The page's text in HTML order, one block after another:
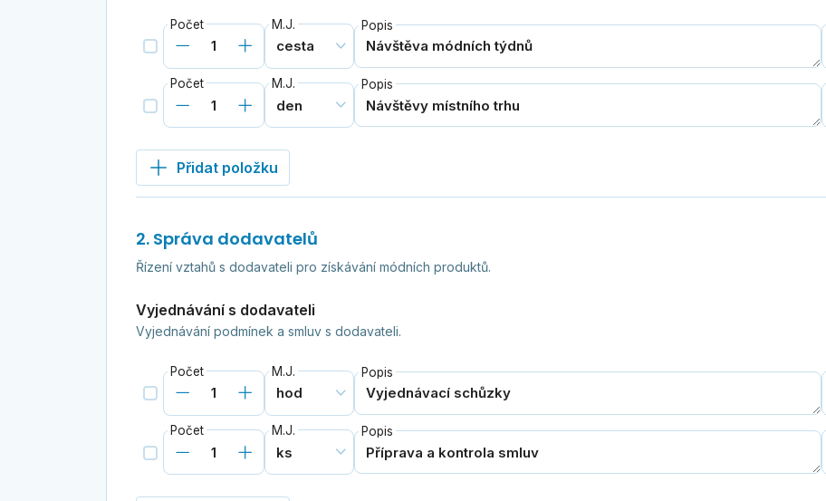
Počet M.J. Popis
Počet M.J. Popis
Přidat položku
2. Správa dodavatelů
Řízení vztahů s dodavateli pro získávání módních produktů.
Vyjednávání s dodavateli
Vyjednávání podmínek a smluv s dodavateli.
Počet M.J. Popis
Počet M.J. Popis